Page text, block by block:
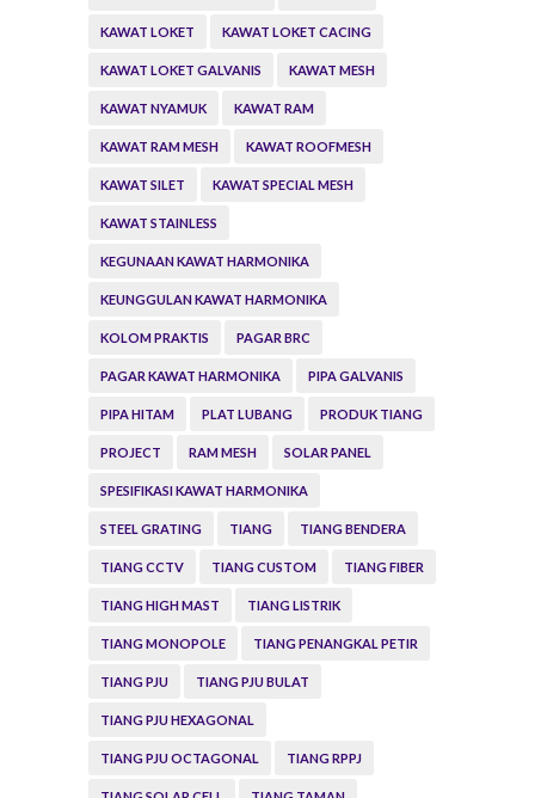
KAWAT LOKET KAWAT LOKET CACING
KAWAT LOKET GALVANIS KAWAT MESH
KAWAT NYAMUK KAWAT RAM
KAWAT RAM MESH KAWAT ROOFMESH
KAWAT SILET KAWAT SPECIAL MESH
KAWAT STAINLESS
KEGUNAAN KAWAT HARMONIKA
KEUNGGULAN KAWAT HARMONIKA
KOLOM PRAKTIS PAGAR BRC
PAGAR KAWAT HARMONIKA PIPA GALVANIS
PIPA HITAM PLAT LUBANG PRODUK TIANG
PROJECT RAM MESH SOLAR PANEL
SPESIFIKASI KAWAT HARMONIKA
STEEL GRATING TIANG TIANG BENDERA
TIANG CCTV TIANG CUSTOM TIANG FIBER
TIANG HIGH MAST TIANG LISTRIK
TIANG MONOPOLE TIANG PENANGKAL PETIR
TIANG PJU TIANG PJU BULAT
TIANG PJU HEXAGONAL
TIANG PJU OCTAGONAL TIANG RPPJ